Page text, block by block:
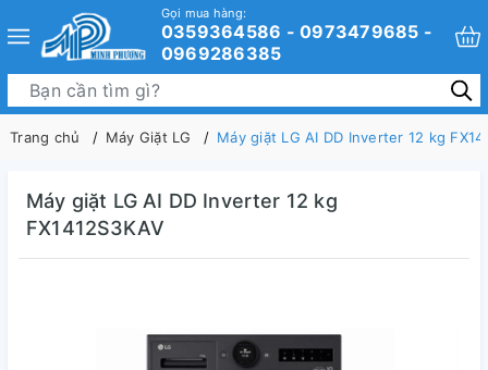
Gọi mua hàng:
0359364586 - 0973479685 -
0969286385
Trang chủ Máy Giặt LG Máy giặt LG AI DD Inverter 12 kg
Máy giặt LG AI DD Inverter 12 kg
FX1412S3KAV